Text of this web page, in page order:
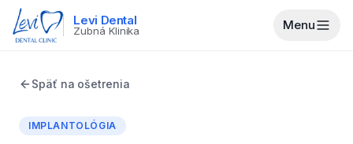
Levi Dental
Zubná Klinika Menu
Späť na ošetrenia
IMPLANTOLÓGIA